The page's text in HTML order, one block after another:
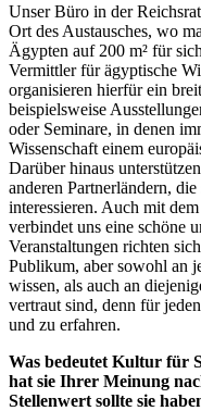
Unser Büro in der
Ort des Austausches, wo
Ägypten auf 200 m² für
Vermittler für ägyptische
organisieren hierfür ein
beispielsweise
oder Seminare, in denen
Wissenschaft einem
Darüber hinaus
anderen Partnerländern,
interessieren. Auch mit
verbindet uns eine schöne
Veranstaltungen richten
Publikum, aber sowohl an
wissen, als auch an
vertraut sind, denn für
und zu erfahren.
Was bedeutet Kultur für
hat sie Ihrer Meinung
Stellenwert sollte sie